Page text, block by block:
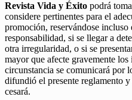
Revista Vida y Éxito podrá
considere pertinentes para el
promoción, reservándose incluso
responsabilidad, si se llegar a
otra irregularidad, o si se
mayor que afecte gravemente los
circunstancia se comunicará por
difundió el presente reglamento
cesará.